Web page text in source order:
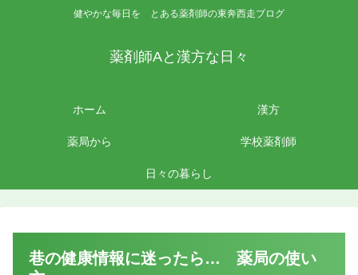
健やかな毎日を とある薬剤師の東奔西走ブログ
薬剤師Aと漢方な日々
ホーム 漢方
薬局から 学校薬剤師
日々の暮らし
巷の健康情報に迷ったら… 薬局の使い